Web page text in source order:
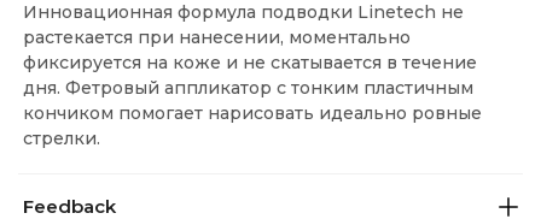
Инновационная формула подводки Linetech не
растекается при нанесении, моментально
фиксируется на коже и не скатывается в течение
дня. Фетровый аппликатор с тонким пластичным
кончиком помогает нарисовать идеально ровные
стрелки.
Feedback